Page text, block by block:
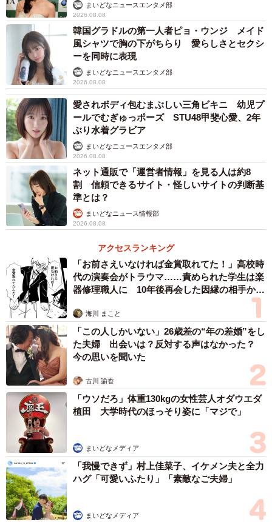
まいどなニュースエンタメ部
2026.08.08
韓国グラドルの第一人者ピョ・ウンジ メイド
風シャツで胸の下がちらり 愛らしさとセクシ
ーを同時に表現
まいどなニュースエンタメ部
2026.08.08
愛されボディ包むまぶしい三角ビキニ 幼児プ
ールでむぎゅっポーズ STU48甲斐心愛、2年
ぶり水着グラビア
まいどなニュースエンタメ部
2026.08.08
ネット通販で「運営者情報」を見る人は約8
割 信頼できるサイト・怪しいサイトの判断基
準とは？
まいどなニュース情報部
2026.08.08
アクセスランキング
「お前さえいなければ金賞取れてた！」高校時
代の演奏会がトラウマ……責められた学生は楽
器修理職人に 10年後再会した因縁の相手から
海川 まこと
「この人しかいない」26歳差の“年の差婚”をし
た夫婦 出会いは？反対する声はなかった？
今の思いを聞いた
古川 諭香
「ウソだろ」体重130kgの女性芸人オダウエダ
植田 大学時代のほっそり姿に「マジで」
まいどなメディア
「我慢できず」村上佳菜子、イケメン夫と全力
ハグ「可愛いふたり」「素敵なご夫婦」
まいどなメディア